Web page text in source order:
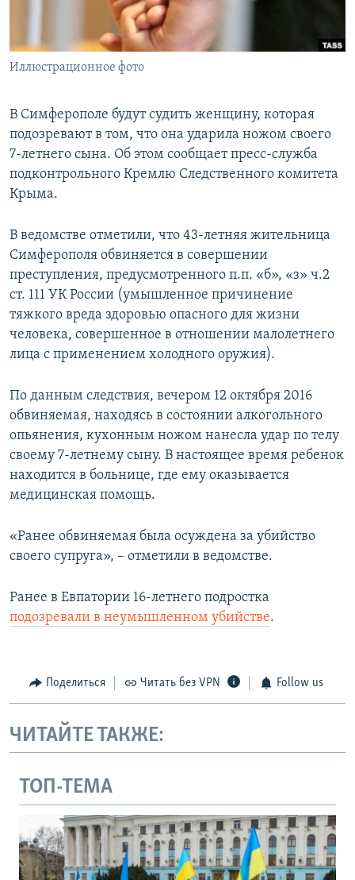
ПОБЕДИТЕЛЕЙ НЕ СУДЯТ?
КРЫМ.НЕПОКОРЕННЫЙ
ELIFBE
Все сайты RFE/RL
Иллюстрационное фото
В Симферополе будут судить женщину, которая
подозревают в том, что она ударила ножом своего
7-летнего сына. Об этом сообщает пресс-служба
подконтрольного Кремлю Следственного комитета
Крыма.
В ведомстве отметили, что 43-летняя жительница
Симферополя обвиняется в совершении
преступления, предусмотренного п.п. «б», «з» ч.2
ст. 111 УК России (умышленное причинение
тяжкого вреда здоровью опасного для жизни
человека, совершенное в отношении малолетнего
лица с применением холодного оружия).
По данным следствия, вечером 12 октября 2016
обвиняемая, находясь в состоянии алкогольного
опьянения, кухонным ножом нанесла удар по телу
своему 7-летнему сыну. В настоящее время ребенок
находится в больнице, где ему оказывается
медицинская помощь.
«Ранее обвиняемая была осуждена за убийство
своего супруга», – отметили в ведомстве.
Ранее в Евпатории 16-летнего подростка
подозревали в неумышленном убийстве.
Поделиться Читать без VPN Follow us
ЧИТАЙТЕ ТАКЖЕ:
ТОП-ТЕМА